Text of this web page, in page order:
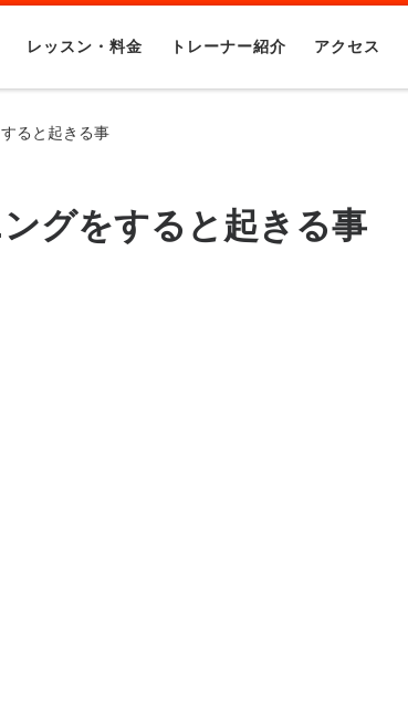
レッスン・料金 トレーナー紹介 アクセス
ると起きる事
グをすると起きる事